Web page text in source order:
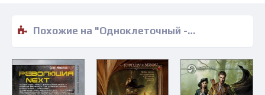
Похожие на "Одноклеточный - Олег Никитин" книги читать бесплатно полные версии